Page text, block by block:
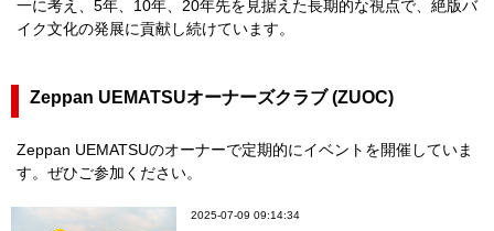
一に考え、5年、10年、20年先を見据えた長期的な視点で、絶版バ
イク文化の発展に貢献し続けています。
Zeppan UEMATSUオーナーズクラブ (ZUOC)
Zeppan UEMATSUのオーナーで定期的にイベントを開催していま
す。ぜひご参加ください。
2025-07-09 09:14:34